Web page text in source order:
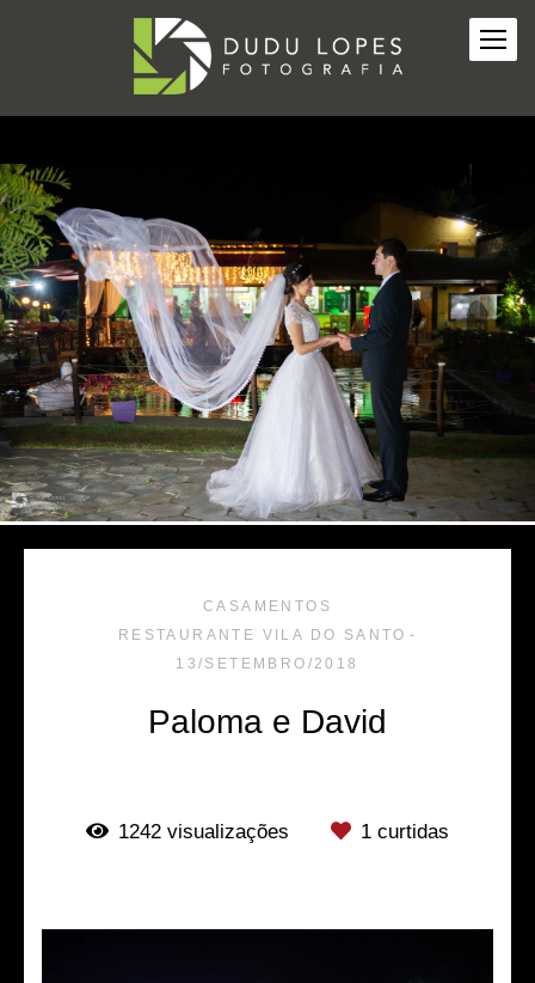
CASAMENTOS
RESTAURANTE VILA DO SANTO
13/SETEMBRO/2018
Paloma e David
1242 visualizações 1 curtidas